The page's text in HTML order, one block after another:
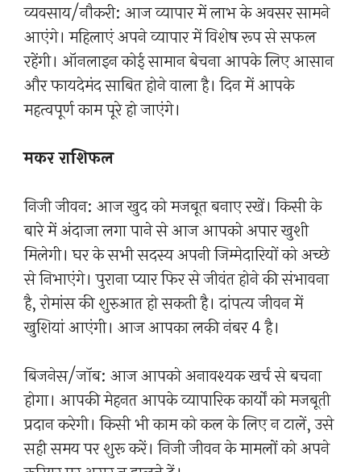
व्यवसाय/नौकरी: आज व्यापार में लाभ के अवसर सामने
आएंगे। महिलाएं अपने व्यापार में विशेष रूप से सफल
रहेंगी। ऑनलाइन कोई सामान बेचना आपके लिए आसान
और फायदेमंद साबित होने वाला है। दिन में आपके
महत्वपूर्ण काम पूरे हो जाएंगे।
मकर राशिफल
निजी जीवन: आज खुद को मजबूत बनाए रखें। किसी के
बारे में अंदाजा लगा पाने से आज आपको अपार खुशी
मिलेगी। घर के सभी सदस्य अपनी जिम्मेदारियों को अच्छे
से निभाएंगे। पुराना प्यार फिर से जीवंत होने की संभावना
है, रोमांस की शुरुआत हो सकती है। दांपत्य जीवन में
खुशियां आएंगी। आज आपका लकी नंबर 4 है।
बिजनेस/जॉब: आज आपको अनावश्यक खर्च से बचना
होगा। आपकी मेहनत आपके व्यापारिक कार्यों को मजबूती
प्रदान करेगी। किसी भी काम को कल के लिए न टालें, उसे
सही समय पर शुरू करें। निजी जीवन के मामलों को अपने